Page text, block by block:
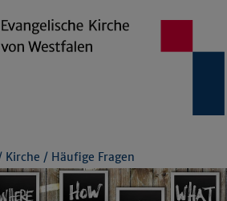
Kirche Häufige Fragen